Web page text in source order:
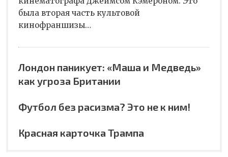
была вторая часть культовой
кинофраншизы…
Лондон паникует: «Маша и Медведь»
как угроза Британии
Футбол без расизма? Это не к ним!
Красная карточка Трампа